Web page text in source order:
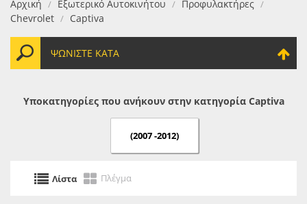
Αρχική / Εξωτερικό Αυτοκινήτου / Προφυλακτήρες /
Chevrolet / Captiva
ΨΩΝΊΣΤΕ ΚΑΤΆ
Υποκατηγορίες που ανήκουν στην κατηγορία Captiva
(2007 -2012)
Λίστα Πλέγμα